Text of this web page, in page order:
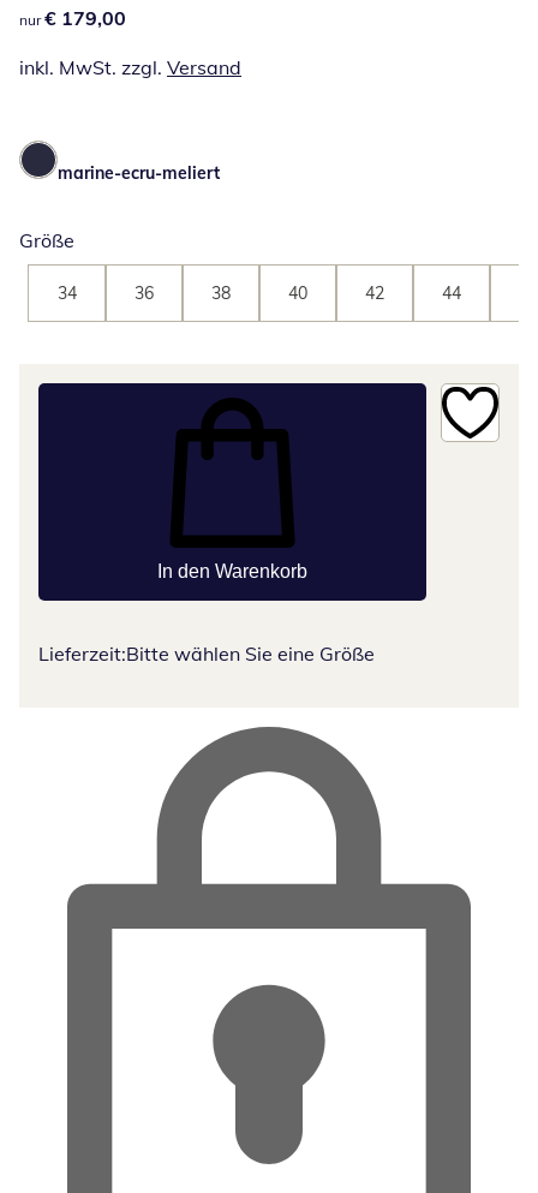
€ 179,00
nur € 179,00
inkl. MwSt. zzgl. Versand
marine-ecru-meliert
Größe
34 36 38 40 42 44
In den Warenkorb
Lieferzeit:Bitte wählen Sie eine Größe